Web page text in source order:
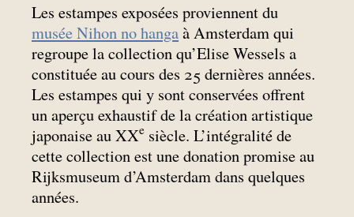
Les estampes exposées proviennent du
musée Nihon no hangaà Amsterdam qui
regroupe la collection qu’Elise Wessels a
constituée au cours des 25 dernières années.
Les estampes qui y sont conservées offrent
un aperçu exhaustif de la création artistique
japonaise au XXe siècle. L’intégralité de
cette collection est une donation promise au
Rijksmuseum d’Amsterdam dans quelques
années.